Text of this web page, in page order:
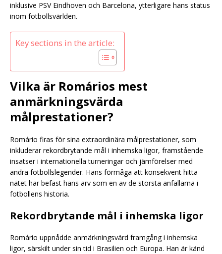
inklusive PSV Eindhoven och Barcelona, ytterligare hans status
inom fotbollsvärlden.
Key sections in the article:
Vilka är Romários mest
anmärkningsvärda
målprestationer?
Romário firas för sina extraordinära målprestationer, som
inkluderar rekordbrytande mål i inhemska ligor, framstående
insatser i internationella turneringar och jämförelser med
andra fotbollslegender. Hans förmåga att konsekvent hitta
nätet har befäst hans arv som en av de största anfallarna i
fotbollens historia.
Rekordbrytande mål i inhemska ligor
Romário uppnådde anmärkningsvärd framgång i inhemska
ligor, särskilt under sin tid i Brasilien och Europa. Han är känd